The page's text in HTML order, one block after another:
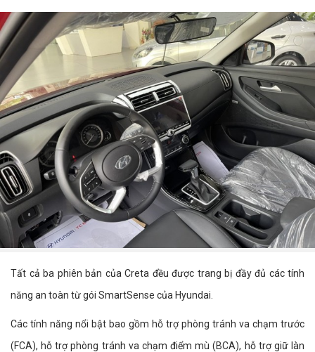
Tất cả ba phiên bản của Creta đều được trang bị đầy đủ các tính
năng an toàn từ gói SmartSense của Hyundai.
Các tính năng nổi bật bao gồm hỗ trợ phòng tránh va chạm trước
(FCA), hỗ trợ phòng tránh va chạm điểm mù (BCA), hỗ trợ giữ làn